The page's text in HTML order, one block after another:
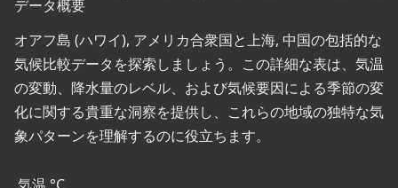
データ概要
オアフ島 (ハワイ), アメリカ合衆国と上海, 中国の包括的な
気候比較データを探索しましょう。この詳細な表は、気温
の変動、降水量のレベル、および気候要因による季節の変
化に関する貴重な洞察を提供し、これらの地域の独特な気
象パターンを理解するのに役立ちます。